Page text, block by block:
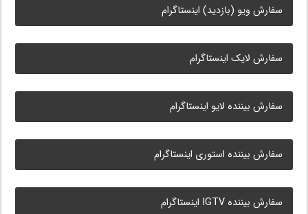
سفارش ویو (بازدید) اینستاگرام
سفارش لایک اینستاگرام
سفارش بیننده لایو اینستاگرام
سفارش بیننده استوری اینستاگرام
سفارش بیننده IGTV اینستاگرام